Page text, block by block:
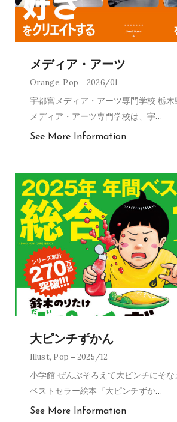
メディア・アーツ
Orange, Pop 2026/01
宇都宮メディア・アーツ専門学校 栃
メディア・アーツ専門学校は、宇…
See More Information
大ピンチずかん
Illust, Pop 2025/12
小学館 ぜんぶそろえて大ピンチにそ
ベストセラー絵本『大ピンチずか…
See More Information